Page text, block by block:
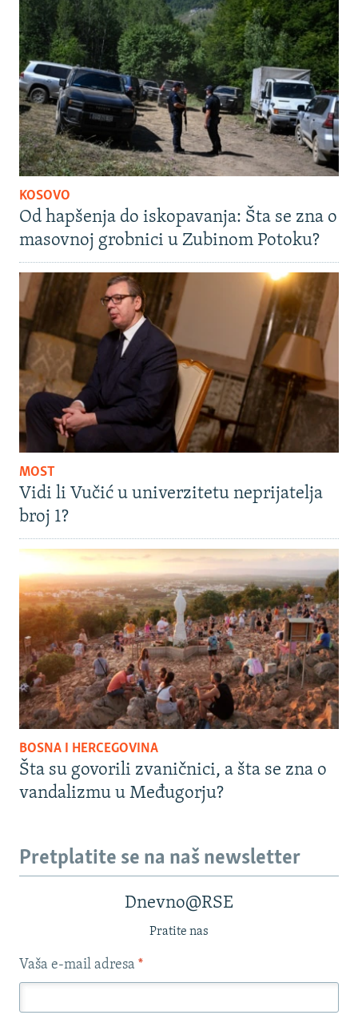
KOSOVO
Od hapšenja do iskopavanja: Šta se zna o
masovnoj grobnici u Zubinom Potoku?
MOST
Vidi li Vučić u univerzitetu neprijatelja
broj 1?
BOSNA I HERCEGOVINA
Šta su govorili zvaničnici, a šta se zna o
vandalizmu u Međugorju?
Pretplatite se na naš newsletter
Dnevno@RSE
Pratite nas
Vaša e-mail adresa *